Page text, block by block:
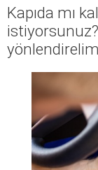
Kapıda mı